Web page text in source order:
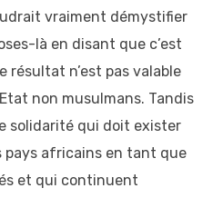
vraiment démystifier
là en disant que c’est
résultat n’est pas valable
non musulmans. Tandis
solidarité qui doit exister
pays africains en tant que
et qui continuent